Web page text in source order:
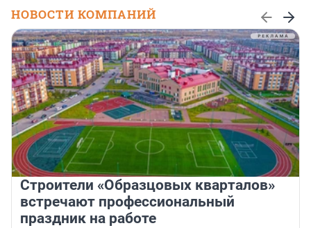
НОВОСТИ КОМПАНИЙ
Строители «Образцовых кварталов»
встречают профессиональный
праздник на работе